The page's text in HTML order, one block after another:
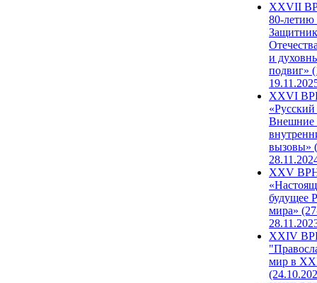
ХХVII
80-
и
подвиг»
XXVI
Внешние
вызовы»
XXV
будущее
мира»
XXIV
мир в